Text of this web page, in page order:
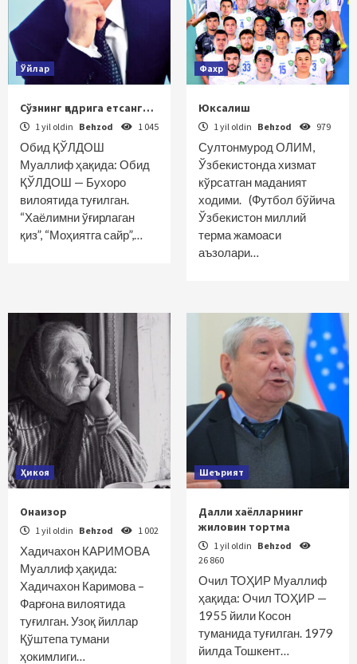
Ўйлар
Сўзнинг қадрига етсанг…
1 yil oldin Behzod 1 045
Обид ҚЎЛДОШ
Муаллиф ҳақида: Обид
ҚЎЛДОШ — Бухоро
вилоятида туғилган.
“Хаёлимни ўғирлаган
қиз”, “Моҳиятга сайр”,…
Фахр
Юксалиш
1 yil oldin Behzod 979
Султонмурод ОЛИМ,
Ўзбекистонда хизмат
кўрсатган маданият
ходими. (Футбол бўйича
Ўзбекистон миллий
терма жамоаси
аъзолари…
Ҳикоя
Онаизор
1 yil oldin Behzod 1 002
Хадичахон КАРИМОВА
Муаллиф ҳақида:
Хадичахон Каримова –
Фарғона вилоятида
туғилган. Узоқ йиллар
Қўштепа тумани
ҳокимлиги…
Шеърият
Далли хаёлларнинг
жиловин тортма
1 yil oldin Behzod
26 860
Очил ТОҲИР Муаллиф
ҳақида: Очил ТОҲИР —
1955 йили Косон
туманида туғилган. 1979
йилда Тошкент…